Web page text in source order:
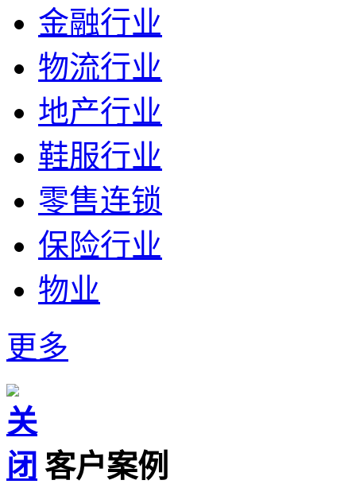
金融行业
物流行业
地产行业
鞋服行业
零售连锁
保险行业
物业
更多
客户案例